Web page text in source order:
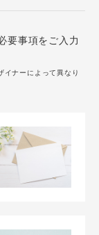
要事項をご入力
ナーによって異なり